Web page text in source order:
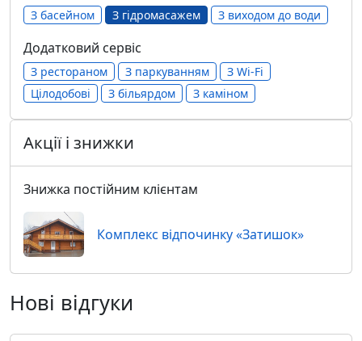
З басейном З гідромасажем З виходом до води
Додатковий сервіс
З рестораном З паркуванням
З Wi-Fi
Цілодобові
З більярдом З каміном
Акції і знижки
Знижка постійним клієнтам
Комплекс відпочинку «Затишок»
Нові відгуки